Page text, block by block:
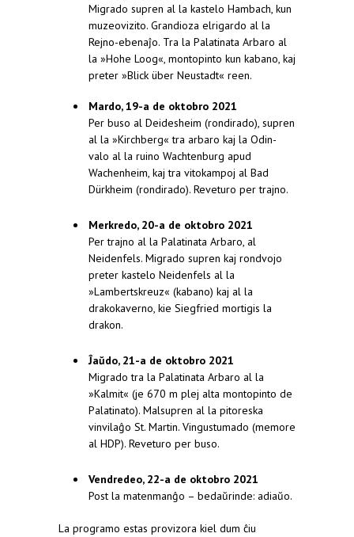
Migrado supren al la kastelo Hambach, kun
muzeovizito. Grandioza elrigardo al la
Rejno-ebenaĵo. Tra la Palatinata Arbaro al
la »Hohe Loog«, montopinto kun kabano, kaj
preter »Blick über Neustadt« reen.
Mardo, 19-a de oktobro 2021
Per buso al Deidesheim (rondirado), supren
al la »Kirchberg« tra arbaro kaj la Odin-
valo al la ruino Wachtenburg apud
Wachenheim, kaj tra vitokampoj al Bad
Dürkheim (rondirado). Reveturo per trajno.
Merkredo, 20-a de oktobro 2021
Per trajno al la Palatinata Arbaro, al
Neidenfels. Migrado supren kaj rondvojo
preter kastelo Neidenfels al la
»Lambertskreuz« (kabano) kaj al la
drakokaverno, kie Siegfried mortigis la
drakon.
Ĵaŭdo, 21-a de oktobro 2021
Migrado tra la Palatinata Arbaro al la
»Kalmit« (je 670 m plej alta montopinto de
Palatinato). Malsupren al la pitoreska
vinvilaĝo St. Martin. Vingustumado (memore
al HDP). Reveturo per buso.
Vendredeo, 22-a de oktobro 2021
Post la matenmanĝo – bedaŭrinde: adiaŭo.
La programo estas provizora kiel dum ĉiu